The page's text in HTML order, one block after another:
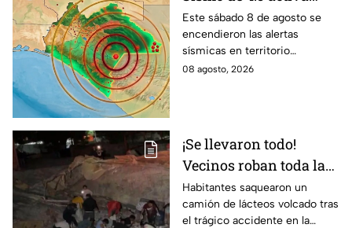
alertas en varios
puntos de México
durante la madrugada
de hoy sábado
Este sábado 8 de agosto se
encendieron las alertas
sísmicas en territorio
mexicano, conoce dónde fue y
08 agosto, 2026
¡Se llevaron todo!
Vecinos roban toda la
mercancía del tráiler
volcado en la carretera
Habitantes saquearon un
camión de lácteos volcado tras
el trágico accidente en la